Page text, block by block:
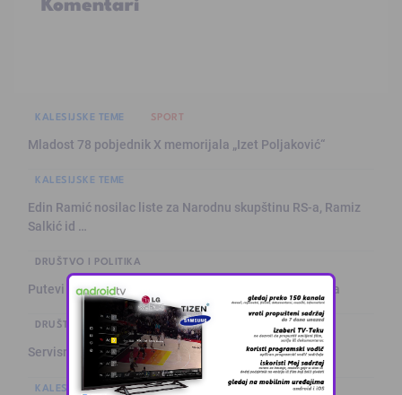
KALESIJSKE TEME SPORT
Mladost 78 pobjednik X memorijala „Izet Poljaković“
KALESIJSKE TEME
Edin Ramić nosilac liste za Narodnu skupštinu RS-a, Ramiz
Salkić id …
DRUŠTVO I POLITIKA
Putevi u BiH: Očekuje se pojačan intenzitet saobraćaja
DRUŠTVO I POLITIKA
Servisne informacije iz Živinica (6.8.2026.)
KALESIJSKE TEME